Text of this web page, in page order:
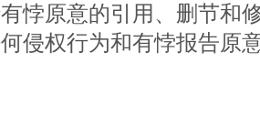
悖原意的引用、删节和
侵权行为和有悖报告原